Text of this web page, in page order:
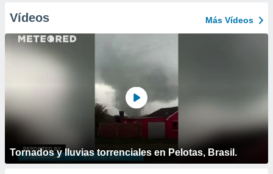
Vídeos Más Vídeos
Tornados y lluvias torrenciales en Pelotas, Brasil.